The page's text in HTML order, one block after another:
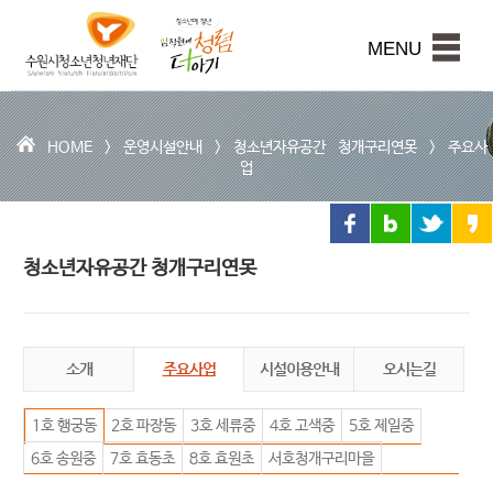
본문내용 바로가기
시
청
소
년
청
년
재
단
MENU
HOME >운영시설안내>청소년자유공간 청개구리연못>주요사
업
청소년자유공간 청개구리연못
소개 주요사업 시설이용안내 오시는길
1호 행궁동 2호 파장동 3호 세류중 4호 고색중
5호 제일중
6호 송원중
7호 효동초 8호 효원초 서호청개구리마을